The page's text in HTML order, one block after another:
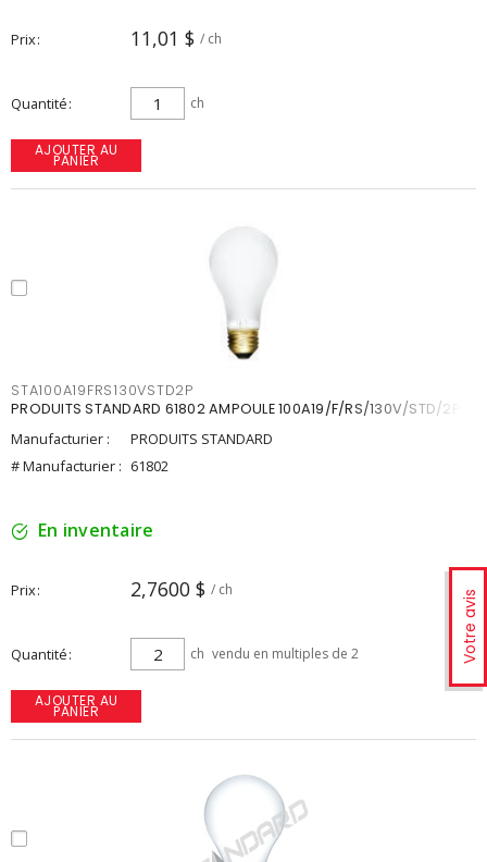
Votre avis
Prix 11,01 $ / ch
Quantité ch
AJOUTER AU
PANIER
STA100A19FRS130VSTD2P
PRODUITS STANDARD 61802 AMPOULE 100A19/F/RS/130V/STD/2P
Manufacturier :
PRODUITS STANDARD
# Manufacturier : 61802
En inventaire
Prix 2,7600 $ / ch
Quantité ch vendu en multiples de 2
AJOUTER AU
PANIER